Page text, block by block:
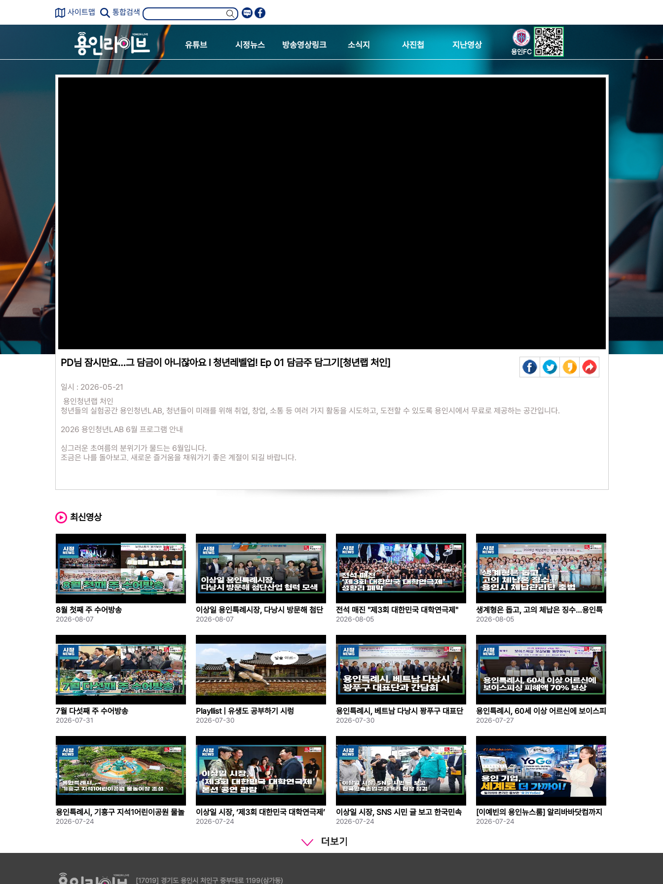
사이트맵 통합검색
유튜브 시정뉴스 방송영상링크 소식지 사진첩 지난영상
용인FC
PD님 잠시만요…그 담금이 아니잖아요 l 청년레벨업! Ep 01 담금주 담그기[청년랩 처인]
일시 : 2026-05-21
용인청년랩 처인
청년들의 실험공간 용인청년LAB, 청년들이 미래를 위해 취업, 창업, 소통 등 여러 가지 활동을 시도하고, 도전할 수 있도록 용인시에서 무료로 제공하는 공간입니다.
2026 용인청년LAB 6월 프로그램 안내
싱그러운 초여름의 분위기가 물드는 6월입니다.
조금은 나를 돌아보고, 새로운 즐거움을 채워가기 좋은 계절이 되길 바랍니다.
MBTI보다 더 깊이 나를 알아보는 BIG 5 성격검사 프로그램,
내 방을 시원하게 채워줄 여름맞이 라탄 무드등 만들기,
그리고 용인 청년들을 위한 근골격계 통증예방 클래스까지!
바쁜 일상 속 잠시 쉬어가며
나를 돌보고 새로운 취미와 즐거움을 발견하는 시간을 함께해보세요
취미도 힐링도 배움도 가득한 6월, 여러분의 참여를 기다립니다
(※ 신청은 용인청년포털 `청년e랑`을 통해 받고 있으니, 가입 후 신청해주세요!)
모든 프로그램은 랜덤 추첨 방식으로 선정되고 있으며 신규 참여자를 우선 선발합니다.
★이용에 참고해 주시기 바랍니다.(세미나실 이용 가능)★
▶ 모집기간
-각 프로그램 시작일의 1주일 전 월요일까지 모집
▶ 선정발표
-각 프로그램 시작일의 1주일 전 수요일 발표
▶ 신청방법 (용인청년이면 모두 무료!)
- 용인청년포털 청년e랑 접속(https://youth.yongin.go.kr/)
→ 상단 메뉴에서 용인청년LAB - 청년LAB 프로그램 클릭
최신영상
8월 첫째 주 수어방송
2026-08-07
이상일 용인특례시장, 다낭시 방문해 첨단
산업 협력 모색
2026-08-07
전석 매진 "제3회 대한민국 대학연극제"
성황리 폐막
2026-08-05
생계형은 돕고, 고의 체납은 징수…용인특
례시 체납관리단 출범
2026-08-05
7월 다섯째 주 수어방송
2026-07-31
Playllist | 유생도 공부하기 시렁
2026-07-30
용인특례시, 베트남 다낭시 꽝푸구 대표단
과 간담회
2026-07-30
용인특례시, 60세 이상 어르신에 보이스피
싱 피해액 70%; 보상
2026-07-27
용인특례시, 기흥구 지석1어린이공원 물놀
이장 조성
2026-07-24
이상일 시장, ‘제3회 대한민국 대학연극제’
본선 공연 관람
2026-07-24
이상일 시장, SNS 시민 글 보고 한국민속
촌입구삼거리 현장 점검
2026-07-24
[이예빈의 용인뉴스룸] 알리바바닷컴까지
플러팅하는 용인 K 기업들! `;YoGo`;관 전
2026-07-24
[17019] 경기도 용인시 처인구 중부대로 1199(삼가동)